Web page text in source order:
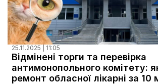
25.11.2025 | 11:05
Відмінені торги та перевірка
антимонопольного комітету:
ремонт обласної лікарні за 10